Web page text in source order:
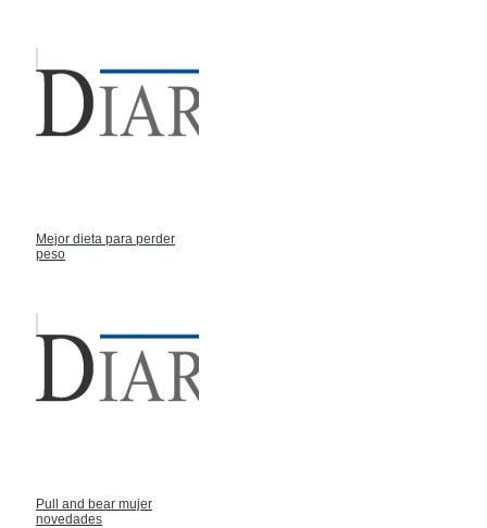
Mejor dieta para perder
peso
Pull and bear mujer
novedades